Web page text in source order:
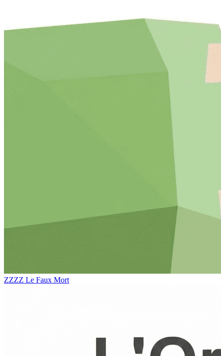
ZZZZ Le Faux Mort